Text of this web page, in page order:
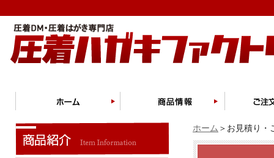
ホーム ＞お見積り・